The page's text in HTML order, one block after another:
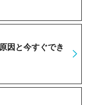
因と今すぐでき